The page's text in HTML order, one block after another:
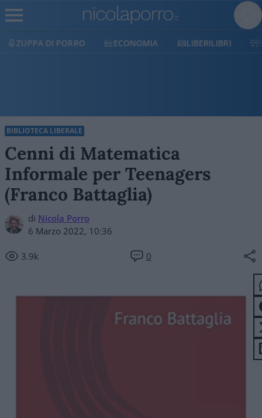
ECONOMIA LIBERILIBRI SHOP SOSTIENICI
BIBLIOTECA LIBERALE
Cenni di Matematica
Informale per Teenagers
(Franco Battaglia)
di Nicola Porro
6 Marzo 2022, 10:36
3.9k 0